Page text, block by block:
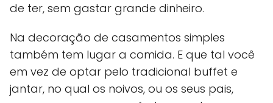
de ter, sem gastar grande dinheiro.
Na decoração de casamentos simples
também tem lugar a comida. E que tal você
em vez de optar pelo tradicional buffet e
jantar, no qual os noivos, ou os seus pais,